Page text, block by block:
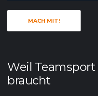
MACH MIT!
Weil
braucht